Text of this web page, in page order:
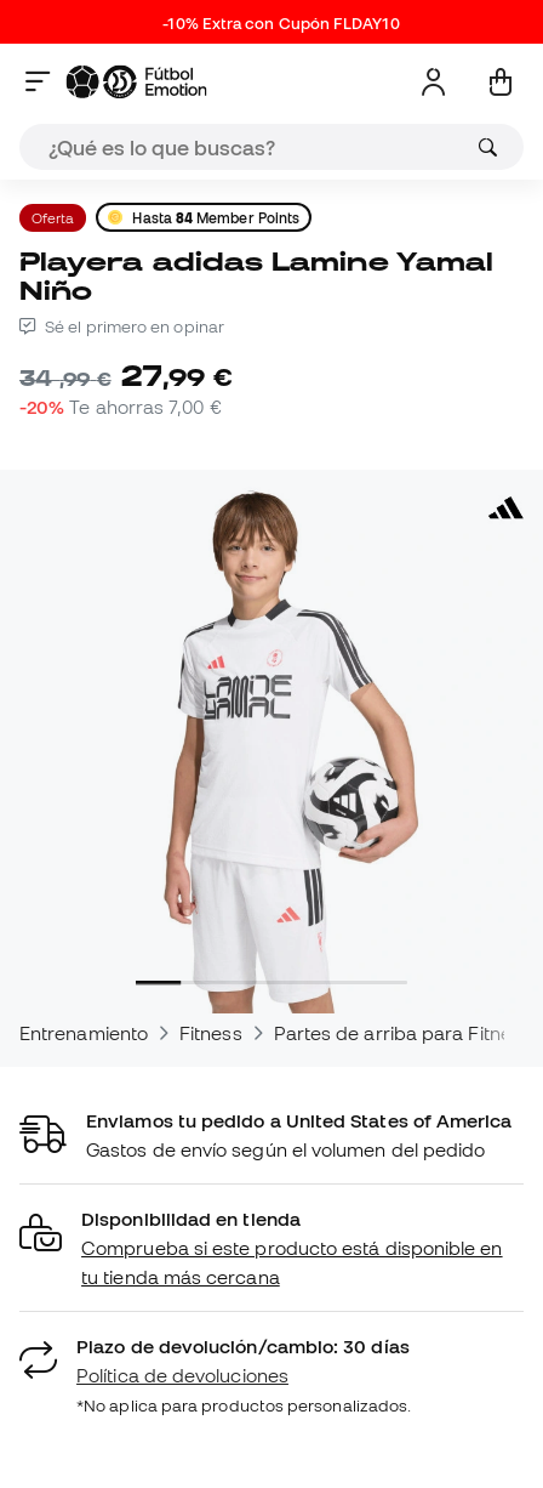
-10% Extra con Cupón FLDAY10
Oferta Hasta 84 Member Points
Playera adidas Lamine Yamal
Niño
Sé el primero en opinar
34,99 € 27,99 €
-20% Te ahorras7,00 €
Entrenamiento Fitness Partes de arriba para Fitness
Enviamos tu pedido a United States of America
Gastos de envío según el volumen del pedido
Disponibilidad en tienda
Comprueba si este producto está disponible en
tu tienda más cercana
Plazo de devolución/cambio: 30 días
Política de devoluciones
*No aplica para productos personalizados.